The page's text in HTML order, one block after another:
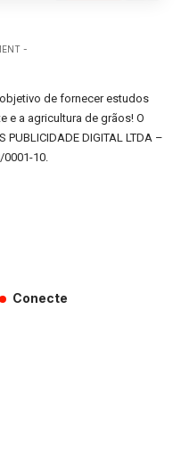
-
de fornecer estudos
e a agricultura de grãos! O
DIGITAL LTDA –
0001-10.
Conecte